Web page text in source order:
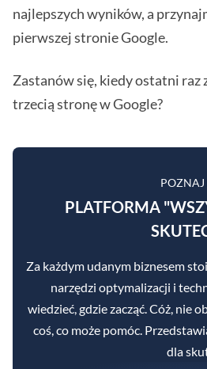
najlepszych wyników, a
pierwszej stronie Google.
Zastanów się, kiedy ostatni raz
trzecią stronę w Google?
POZNAJ
PLATFORMA
Za każdym udanym biznesem
narzędzi optymalizacji i
wiedzieć, gdzie zacząć. Cóż, nie
coś, co może pomóc.
dla